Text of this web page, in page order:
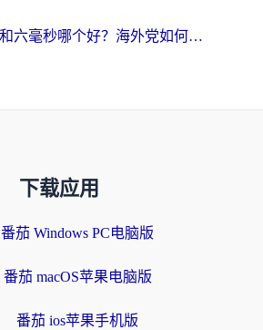
雷神手游和六毫秒哪个好？海外党如何真正解锁国内资源
下载应用
番茄 Windows PC电脑版
番茄 macOS苹果电脑版
番茄 ios苹果手机版